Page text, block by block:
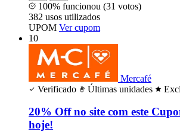
100% funcionou (31 votos)
382 usos utilizados
UPOM Ver cupom
10
Mercafé
Verificado
Últimas unidades
20% Off no site com este
hoje!